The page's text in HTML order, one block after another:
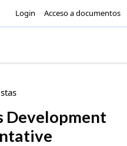
Login Acceso a documentos
Development